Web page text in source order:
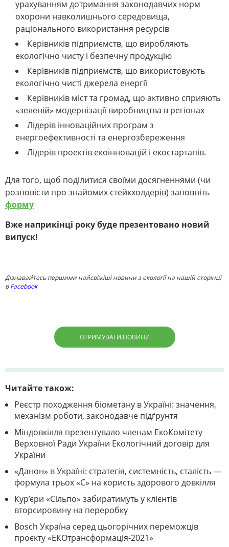
урахуванням дотримання законодавчих норм
охорони навколишнього середовища,
раціонального використання ресурсів
Керівників підприємств, що виробляють
екологічно чисту і безпечну продукцію
Керівників підприємств, що використовують
екологічно чисті джерела енергії
Керівників міст та громад, що активно сприяють
«зеленій» модернізації виробництва в регіонах
Лідерів інноваційних програм з
енергоефективності та енергозбереження
Лідерів проектів екоінновацій і екостартапів.
Для того, щоб поділитися своїми досягненнями (чи
розповісти про знайомих стейкхолдерів) заповніть
форму
Вже наприкінці року буде презентовано новий
випуск!
Дізнавайтесь першими найсвіжіші новини з екології на нашій сторінці
вFacebook
ОТРИМУВАТИ НОВИНИ
Читайте також:
Реєстр походження біометану в Україні: значення,
механізм роботи, законодавче підґрунтя
Міндовкілля презентувало членам ЕкоКомітету
Верховної Ради України Екологічний договір для
України
«Данон» в Україні: стратегія, системність, сталість —
формула трьох «С» на користь здорового довкілля
Кур’єри «Сільпо» забиратимуть у клієнтів
вторсировину на переробку
Bosch Україна серед цьогорічних переможців
проєкту «ЕКОтрансформація-2021»